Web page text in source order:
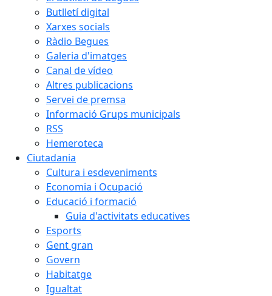
Butlletí digital
Xarxes socials
Ràdio Begues
Galeria d'imatges
Canal de vídeo
Altres publicacions
Servei de premsa
Informació Grups municipals
RSS
Hemeroteca
Ciutadania
Cultura i esdeveniments
Economia i Ocupació
Educació i formació
Guia d'activitats educatives
Esports
Gent gran
Govern
Habitatge
Igualtat